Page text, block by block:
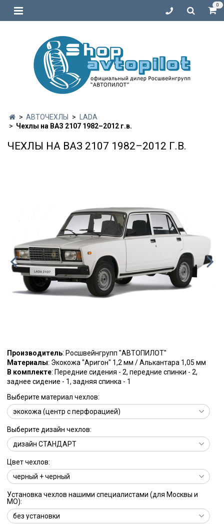
0
АВТОЧЕХЛЫ
LADA
Чехлы на ВАЗ 2107 1982–2012 г.в.
ЧЕХЛЫ НА ВАЗ 2107 1982–2012 Г.В.
Производитель: Росшвейнгрупп "АВТОПИЛОТ"
Материалы: Экокожа "Аригон" 1,2 мм / Алькантара 1,05 мм
В комплекте: Передние сидения - 2, передние спинки - 2,
заднее сидение - 1, задняя спинка - 1
Выберите материал чехлов:
Выберите дизайн чехлов:
Цвет чехлов:
Установка чехлов нашими специалистами (для Москвы и
МО):